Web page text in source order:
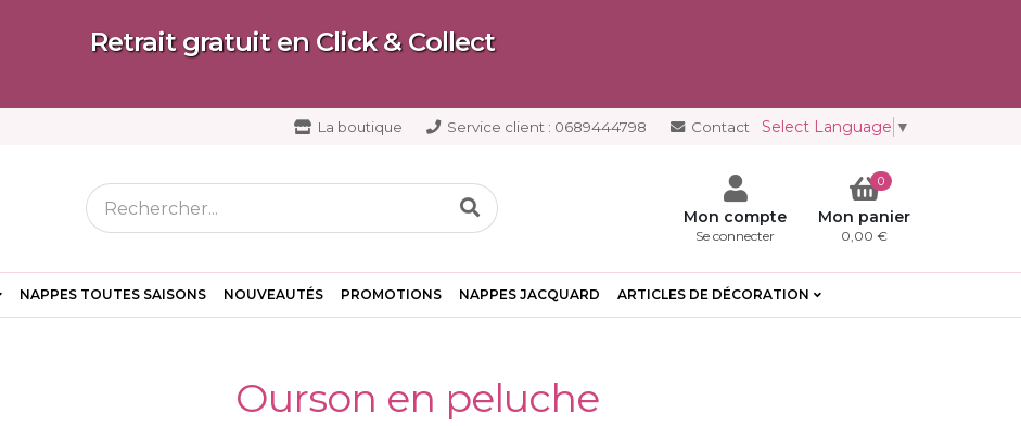
Retrait gratuit en Click & Collect
Select Language ▼
La boutique Service client : 0689444798 Contact
Mon compte
Se connecter
0
Mon panier
0,00 €
NAPPES TOUTES SAISONS NOUVEAUTÉS PROMOTIONS NAPPES JACQUARD ARTICLES DE DÉCORATION
Ourson en peluche